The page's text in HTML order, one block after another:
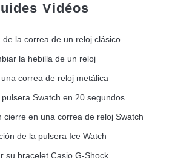
Vidéos
de la correa de un reloj clásico
la hebilla de un reloj
correa de reloj metálica
Swatch en 20 segundos
cierre en una correa de reloj Swatch
de la pulsera Ice Watch
su bracelet Casio G-Shock